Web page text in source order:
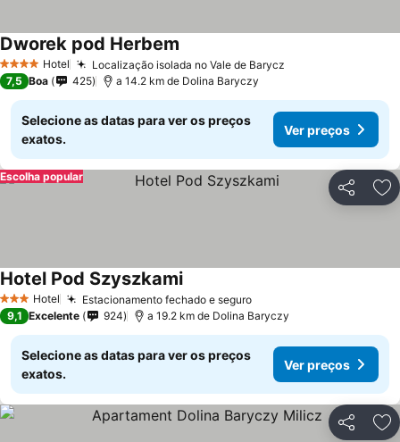
4 EstrelasHotel Localização isolada no Vale de Barycz
Dworek pod Herbem
7,5 Boa 425 a 14.2 km de Dolina Baryczy
Selecione as datas para ver os preços
exatos.
Ver preços
Partilhar
Escolha popular
3 EstrelasHotel Estacionamento fechado e seguro
Hotel Pod Szyszkami
9,1 Excelente 924 a 19.2 km de Dolina Baryczy
Selecione as datas para ver os preços
exatos.
Ver preços
Partilhar